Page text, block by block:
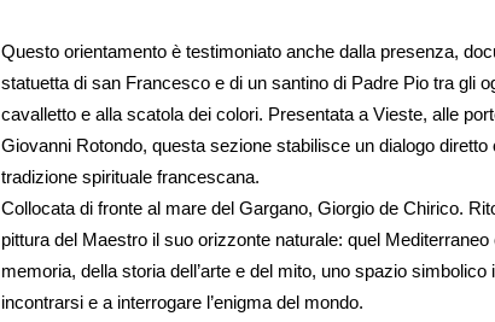
Questo orientamento è testimoniato anche dalla presenza,
statuetta di san Francesco e di un santino di Padre Pio tra gli
cavalletto e alla scatola dei colori. Presentata a Vieste, alle
Giovanni Rotondo, questa sezione stabilisce un dialogo
tradizione spirituale francescana.
Collocata di fronte al mare del Gargano, Giorgio de Chirico.
pittura del Maestro il suo orizzonte naturale: quel
memoria, della storia dell’arte e del mito, uno spazio
incontrarsi e a interrogare l’enigma del mondo.